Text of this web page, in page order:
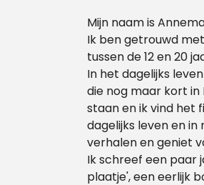
Mijn naam is
Ik ben getrouwd
tussen de 12 en 20
In het dagelijks
die nog maar kort in
staan en ik vind het
dagelijks leven en
verhalen en geniet
Ik schreef een paar
plaatje', een eerlijk